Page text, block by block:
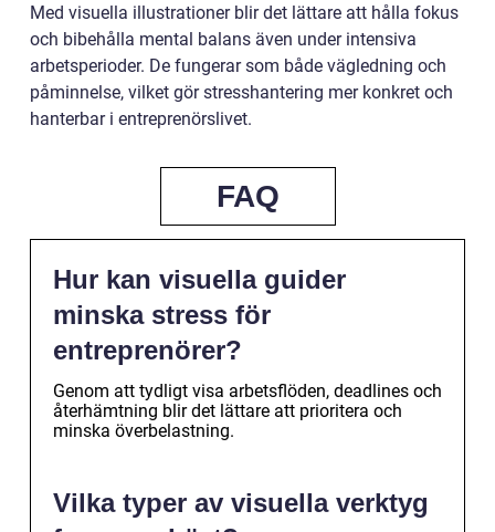
Med visuella illustrationer blir det lättare att hålla fokus
och bibehålla mental balans även under intensiva
arbetsperioder. De fungerar som både vägledning och
påminnelse, vilket gör stresshantering mer konkret och
hanterbar i entreprenörslivet.
FAQ
Hur kan visuella guider
minska stress för
entreprenörer?
Genom att tydligt visa arbetsflöden, deadlines och
återhämtning blir det lättare att prioritera och
minska överbelastning.
Vilka typer av visuella verktyg